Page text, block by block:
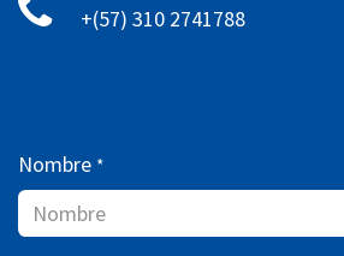
+(57) 310 2741788
Nombre *